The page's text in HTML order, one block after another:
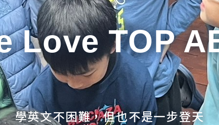
Love TOP
學英文不困難，但也不是一步登天